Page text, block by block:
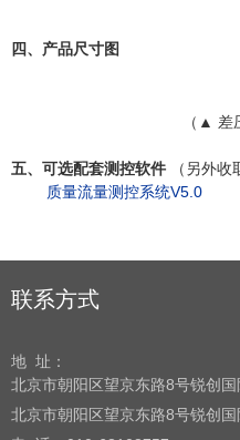
四、产品尺寸图
（▲ 差
五、可选配套测控软件
（另外收
质量流量测控系统V5.0
联系方式
地 址：
北京市朝阳区望京东路8号锐创国
北京市朝阳区望京东路8号锐创国